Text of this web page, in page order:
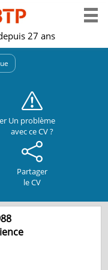
27 ans
Un problème
avec ce CV ?
Partager
le CV